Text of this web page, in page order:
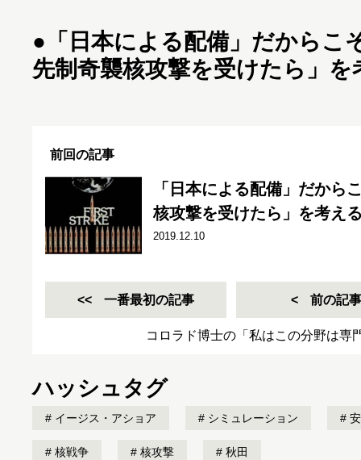
● 「日本による配備」だから
先制奇襲核攻撃を受けたら」を
前回の記事
「日本による配備」だから
核攻撃を受けたら」を考え
2019.12.10
一番最初の記事 前の記事
コロラド博士の「私はこの分野は専
ハッシュタグ
イージス・アショア シミュレーション
核戦争 核攻撃 秋田